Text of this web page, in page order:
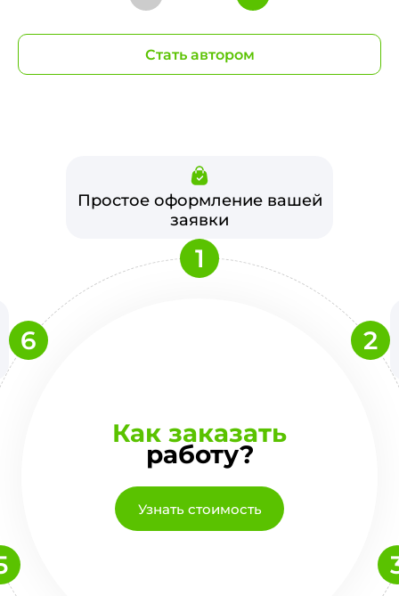
Стать автором
Как заказать
работу?
Узнать стоимость
Простое оформление вашей
заявки
1
2
6